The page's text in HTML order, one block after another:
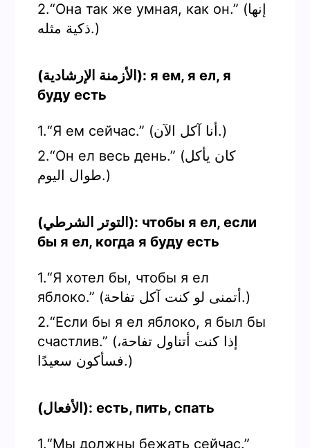
2.“Она так же умная, как он.” (إنها
ذكية مثله.)
(الأزمنة الإرشادية): я ем, я ел, я
буду есть
1.“Я ем сейчас.” (أنا آكل الآن.)
2.“Он ел весь день.” (كان يأكل
طوال اليوم.)
(التوتر الشرطي): чтобы я ел, если
бы я ел, когда я буду есть
1.“Я хотел бы, чтобы я ел
яблоко.” (أتمنى لو كنت آكل تفاحة.)
2.“Если бы я ел яблоко, я был бы
счастлив.” (إذا كنت أتناول تفاحة،
فسأكون سعيدًا.)
(الأفعال): есть, пить, спать
1.“Мы должны бежать сейчас.”